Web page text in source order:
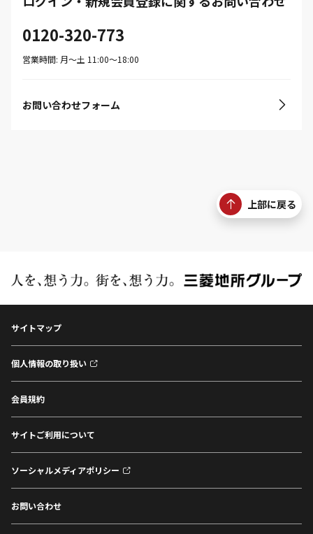
0120-320-773
営業時間: 月〜土 11:00〜18:00
お問い合わせフォーム
上部に戻る
サイトマップ
個人情報の取り扱い
会員規約
サイトご利用について
ソーシャルメディアポリシー
お問い合わせ